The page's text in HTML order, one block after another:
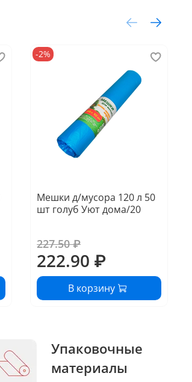
-2%
Мешки д/мусора 120 л 50
шт голуб Уют дома/20
227.50 ₽
222.90 ₽
В корзину
Упаковочные
материалы